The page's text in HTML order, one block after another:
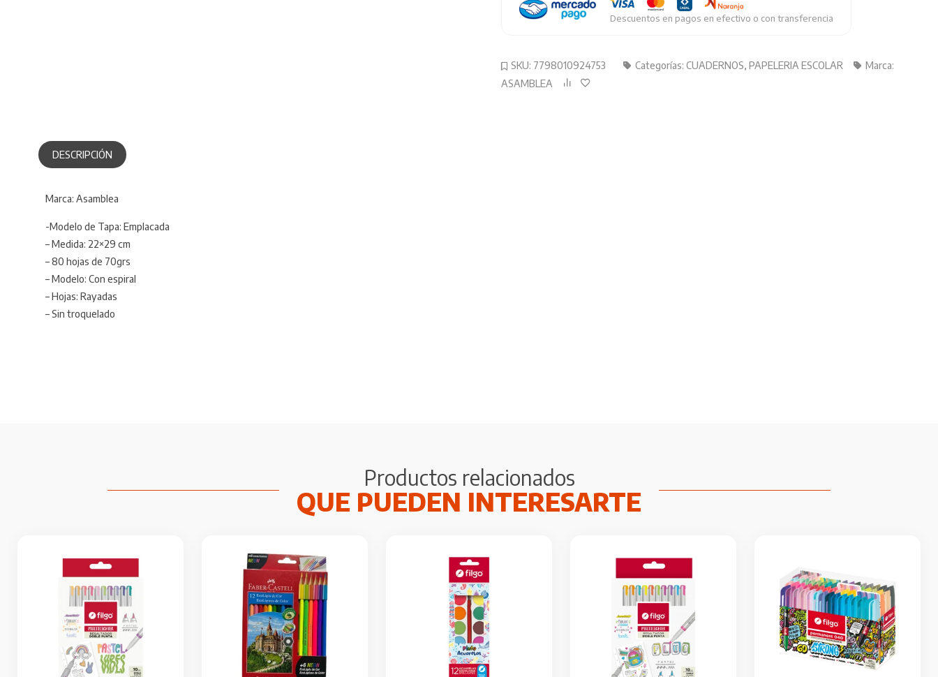
SKU: 7798010924753 Categorías: CUADERNOS, PAPELERIA ESCOLAR
Marca:
ASAMBLEA
Descuentos en pagos en efectivo o con transferencia
DESCRIPCIÓN
Marca: Asamblea
-Modelo de Tapa: Emplacada
– Medida: 22×29 cm
– 80 hojas de 70grs
– Modelo: Con espiral
– Hojas: Rayadas
– Sin troquelado
Productos relacionados